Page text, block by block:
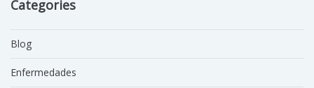
Categories
Blog
Enfermedades